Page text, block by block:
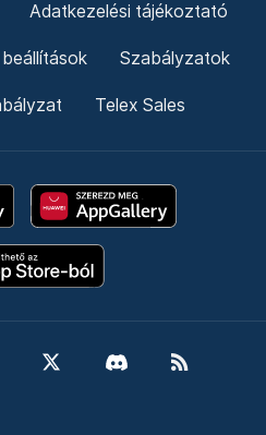
Adatkezelési tájékoztató
Szabályzatok
Telex Sales